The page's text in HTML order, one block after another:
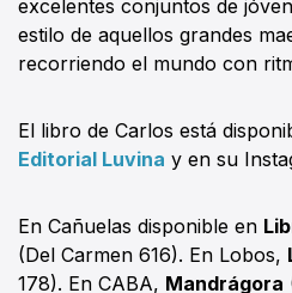
excelentes conjuntos de
estilo de aquellos grandes
recorriendo el mundo con
El libro de Carlos está
Editorial Luvina y en su
En Cañuelas disponible en
(Del Carmen 616). En Lobos,
178). En CABA, Mandrágora